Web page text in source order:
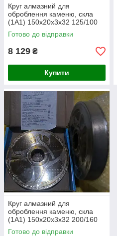
Круг алмазний для
оброблення каменю, скла
(1А1) 150х20х3х32 125/100
АС32 100%
Готово до відправки
8 129 ₴
Купити
Круг алмазний для
оброблення каменю, скла
(1А1) 150х20х3х32 200/160
АС6 50%
Готово до відправки